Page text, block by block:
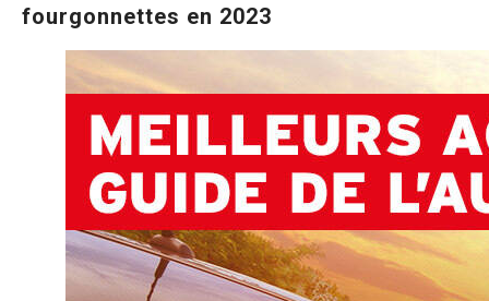
fourgonnettes en 2023